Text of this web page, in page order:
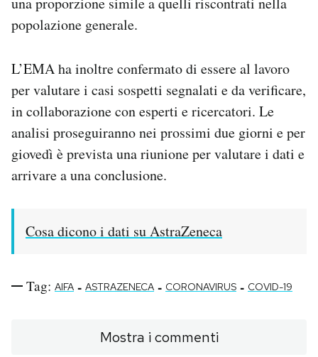
popolazione generale.
L’EMA ha inoltre confermato di essere al lavoro
per valutare i casi sospetti segnalati e da verificare,
in collaborazione con esperti e ricercatori. Le
analisi proseguiranno nei prossimi due giorni e per
giovedì è prevista una riunione per valutare i dati e
arrivare a una conclusione.
Cosa dicono i dati su AstraZeneca
Tag: AIFA - ASTRAZENECA - CORONAVIRUS - COVID-19
Mostra i commenti